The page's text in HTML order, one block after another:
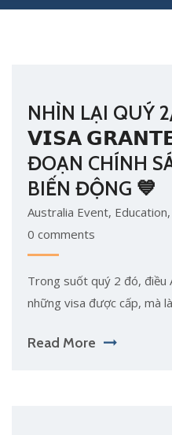
NHÌN LẠI QUÝ
𝗩𝗜𝗦𝗔
ĐOẠN CHÍNH
BIẾN ĐỘNG 💙
Australia Event, Education,
0 comments
Trong suốt quý 2 đó, điều
những visa được cấp, mà
Read More